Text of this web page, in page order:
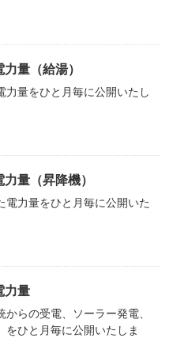
量（給湯）
力量をひと月毎に公開いたし
量（昇降機）
電力量をひと月毎に公開いた
力量
らの受電、ソーラー発電、
ひと月毎に公開いたしま